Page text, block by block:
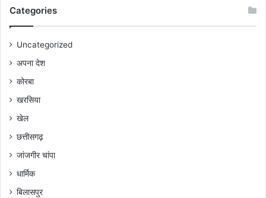
Categories
Uncategorized
अपना देश
कोरबा
खरसिया
खेल
छत्तीसगढ़
जांजगीर चांपा
धार्मिक
बिलासपुर